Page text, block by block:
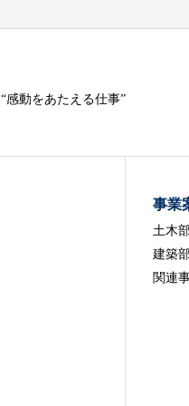
“感動をあたえる仕事”
事業
土木
建築
関連